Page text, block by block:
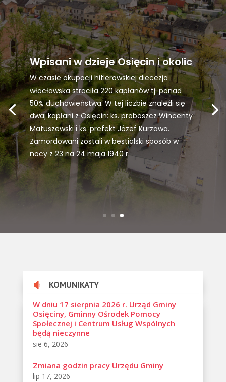
Wpisani w dzieje Osięcin i okolic
W czasie okupacji hitlerowskiej diecezja
włocławska straciła 220 kapłanów tj. ponad
50% duchowieństwa. W tej liczbie znaleźli się
dwaj kapłani z Osięcin: ks. proboszcz Wincenty
Matuszewski i ks. prefekt Józef Kurzawa.
Zamordowani zostali w bestialski sposób w
nocy z 23 na 24 maja 1940 r.
 KOMUNIKATY
W dniu 17 sierpnia 2026 r. Urząd Gminy
Osięciny, Gminny Ośrodek Pomocy
Społecznej i Centrum Usług Wspólnych
będą nieczynne
sie 6, 2026
Zmiana godzin pracy Urzędu Gminy
lip 17, 2026